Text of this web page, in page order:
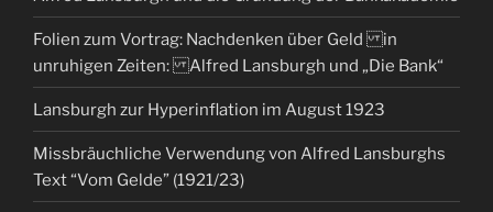
Folien zum Vortrag: Nachdenken über Geld in
unruhigen Zeiten: Alfred Lansburgh und „Die Bank“
Lansburgh zur Hyperinflation im August 1923
Missbräuchliche Verwendung von Alfred Lansburghs
Text “Vom Gelde” (1921/23)